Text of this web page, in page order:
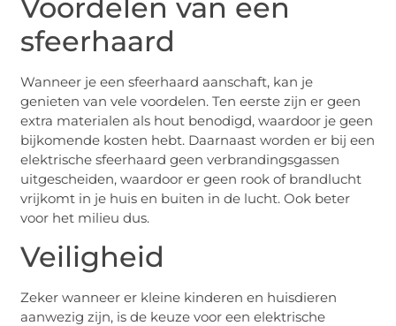
Voordelen van een
sfeerhaard
Wanneer je een sfeerhaard aanschaft, kan je
genieten van vele voordelen. Ten eerste zijn er geen
extra materialen als hout benodigd, waardoor je geen
bijkomende kosten hebt. Daarnaast worden er bij een
elektrische sfeerhaard geen verbrandingsgassen
uitgescheiden, waardoor er geen rook of brandlucht
vrijkomt in je huis en buiten in de lucht. Ook beter
voor het milieu dus.
Veiligheid
Zeker wanneer er kleine kinderen en huisdieren
aanwezig zijn, is de keuze voor een elektrische